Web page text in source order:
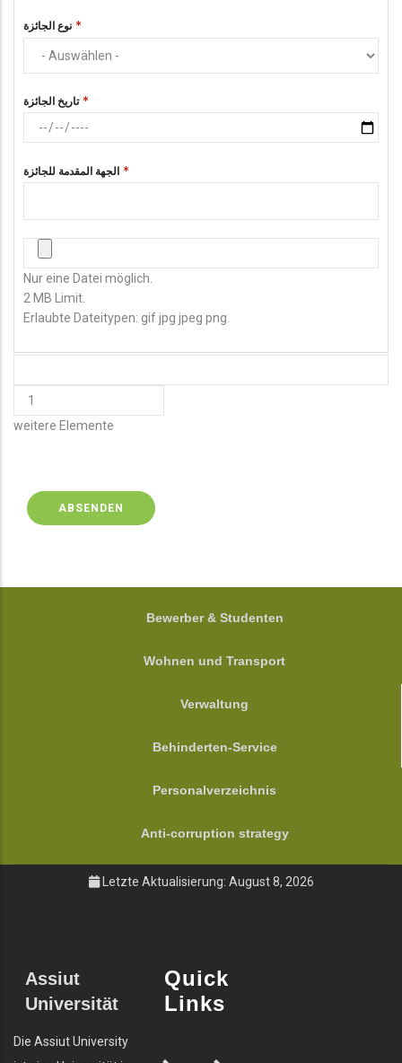
نوع الجائزة
تاريخ الجائزة
الجهة المقدمة للجائزة
Nur eine Datei möglich.
2 MB Limit.
Erlaubte Dateitypen: gif jpg jpeg png.
HINZUFÜGEN
ELEMENTE
weitere Elemente
FOOTER
Bewerber & Studenten
Wohnen und Transport
Verwaltung
Behinderten-Service
Personalverzeichnis
Anti-corruption strategy
Letzte Aktualisierung: August 8, 2026
Assiut
Universität
Die Assiut University
Quick
Links